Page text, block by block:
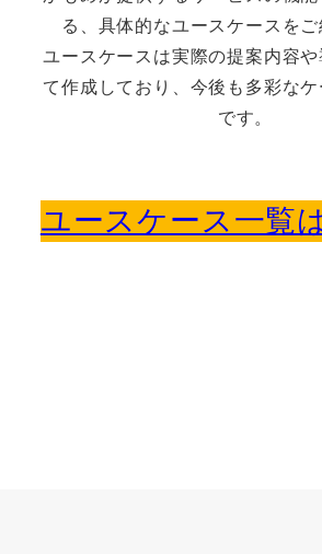
る、具体的なユースケースをご
ユースケースは実際の提案内容
て作成しており、今後も多彩な
です。
ユースケース一覧